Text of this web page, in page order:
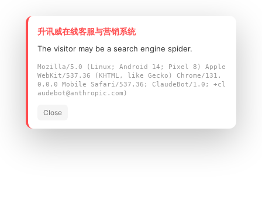
升讯威在线客服与营销系统
The visitor may be a search engine spider.
Mozilla/5.0 (Linux; Android 14; Pixel 8) Apple
WebKit/537.36 (KHTML, like Gecko) Chrome/131.
0.0.0 Mobile Safari/537.36; ClaudeBot/1.0; +cl
audebot@anthropic.com)
Close